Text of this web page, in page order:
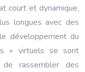
court et dynamique,
longues avec des
développement du
» virtuels se sont
de rassembler des